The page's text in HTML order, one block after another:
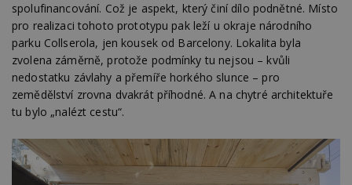
spolufinancování. Což je aspekt, který činí dílo podnětné. Místo
pro realizaci tohoto prototypu pak leží u okraje národního
parku Collserola, jen kousek od Barcelony. Lokalita byla
zvolena záměrně, protože podmínky tu nejsou – kvůli
nedostatku závlahy a přemíře horkého slunce – pro
zemědělství zrovna dvakrát příhodné. A na chytré architektuře
tu bylo „nalézt cestu“.